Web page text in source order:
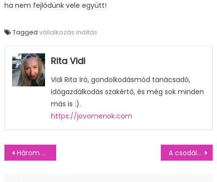
ha nem fejlődünk vele együtt!
Tagged vállalkozás indítás
Rita Vidi
Vidi Rita író, gondolkodásmód tanácsadó,
időgazdálkodás szakértő, és még sok minden
más is :).
https://jovomenok.com
Bejegyzés
Három dimenziós mézeskalácsot szeretne? Nem gond, megoldom! – Interjú Jankovics Beával, a mézes álmok művészével A csodálatos trüffel torta – ha csokibombára vágysz, ezt készítsd el!